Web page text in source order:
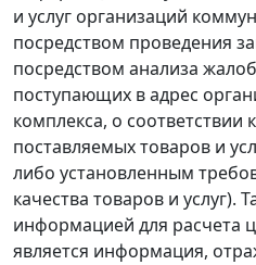
и услуг организаций
посредством проведения
посредством анализа
поступающих в адрес
комплекса, о соответствии
поставляемых товаров и
либо установленным
качества товаров и услуг).
информацией для расчета
является информация,